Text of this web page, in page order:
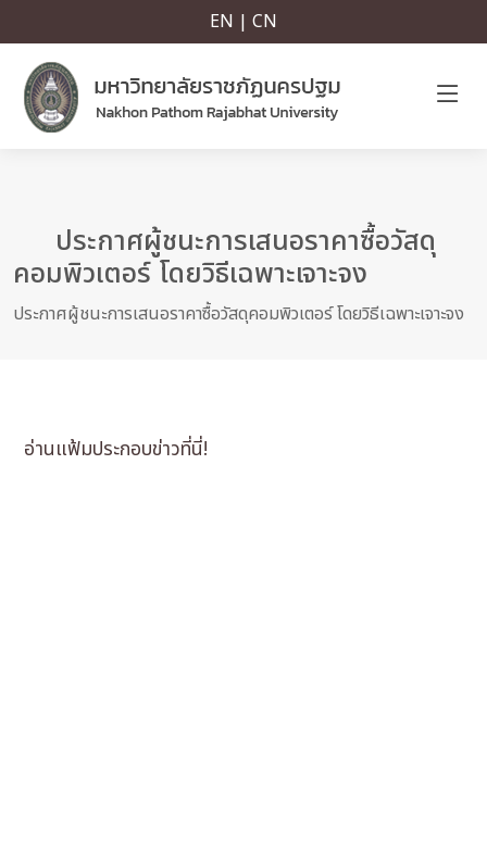
EN | CN
ประกาศผู้ชนะการเสนอราคาซื้อวัสดุ
คอมพิวเตอร์ โดยวิธีเฉพาะเจาะจง
ประกาศผู้ชนะการเสนอราคาซื้อวัสดุคอมพิวเตอร์ โดยวิธีเฉพาะเจาะจง
อ่านแฟ้มประกอบข่าวที่นี่!